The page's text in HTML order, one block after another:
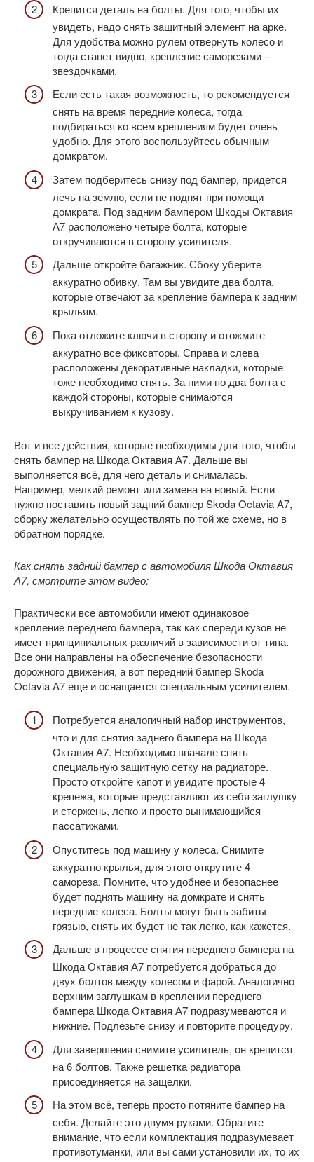
Крепится деталь на болты. Для того, чтобы их
увидеть, надо снять защитный элемент на арке.
Для удобства можно рулем отвернуть колесо и
тогда станет видно, крепление саморезами –
звездочками.
Если есть такая возможность, то рекомендуется
снять на время передние колеса, тогда
подбираться ко всем креплениям будет очень
удобно. Для этого воспользуйтесь обычным
домкратом.
Затем подберитесь снизу под бампер, придется
лечь на землю, если не поднят при помощи
домкрата. Под задним бампером Шкоды Октавия
А7 расположено четыре болта, которые
откручиваются в сторону усилителя.
Дальше откройте багажник. Сбоку уберите
аккуратно обивку. Там вы увидите два болта,
которые отвечают за крепление бампера к задним
крыльям.
Пока отложите ключи в сторону и отожмите
аккуратно все фиксаторы. Справа и слева
расположены декоративные накладки, которые
тоже необходимо снять. За ними по два болта с
каждой стороны, которые снимаются
выкручиванием к кузову.
Вот и все действия, которые необходимы для того, чтобы
снять бампер на Шкода Октавия А7. Дальше вы
выполняется всё, для чего деталь и снималась.
Например, мелкий ремонт или замена на новый. Если
нужно поставить новый задний бампер Skoda Octavia A7,
сборку желательно осуществлять по той же схеме, но в
обратном порядке.
Как снять задний бампер с автомобиля Шкода Октавия
А7, смотрите этом видео:
Практически все автомобили имеют одинаковое
крепление переднего бампера, так как спереди кузов не
имеет принципиальных различий в зависимости от типа.
Все они направлены на обеспечение безопасности
дорожного движения, а вот передний бампер Skoda
Octavia A7 еще и оснащается специальным усилителем.
Потребуется аналогичный набор инструментов,
что и для снятия заднего бампера на Шкода
Октавия А7. Необходимо вначале снять
специальную защитную сетку на радиаторе.
Просто откройте капот и увидите простые 4
крепежа, которые представляют из себя заглушку
и стержень, легко и просто вынимающийся
пассатижами.
Опуститесь под машину у колеса. Снимите
аккуратно крылья, для этого открутите 4
самореза. Помните, что удобнее и безопаснее
будет поднять машину на домкрате и снять
передние колеса. Болты могут быть забиты
грязью, снять их будет не так легко, как кажется.
Дальше в процессе снятия переднего бампера на
Шкода Октавия А7 потребуется добраться до
двух болтов между колесом и фарой. Аналогично
верхним заглушкам в креплении переднего
бампера Шкода Октавия А7 подразумеваются и
нижние. Подлезьте снизу и повторите процедуру.
Для завершения снимите усилитель, он крепится
на 6 болтов. Также решетка радиатора
присоединяется на защелки.
На этом всё, теперь просто потяните бампер на
себя. Делайте это двумя руками. Обратите
внимание, что если комплектация подразумевает
противотуманки, или вы сами установили их, то их